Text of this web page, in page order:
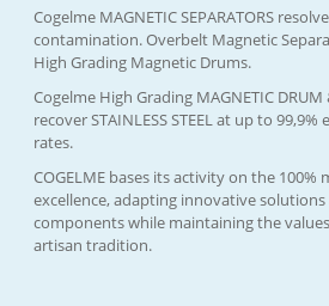
Cogelme MAGNETIC SEPARATORS
contamination. Overbelt Magnetic
High Grading Magnetic Drums.
Cogelme High Grading MAGNETIC DRUM
recover STAINLESS STEEL at up to
rates.
COGELME bases its activity on the
excellence, adapting innovative
components while maintaining the
artisan tradition.